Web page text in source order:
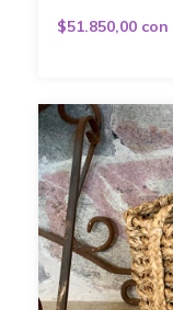
$51.850,00 con